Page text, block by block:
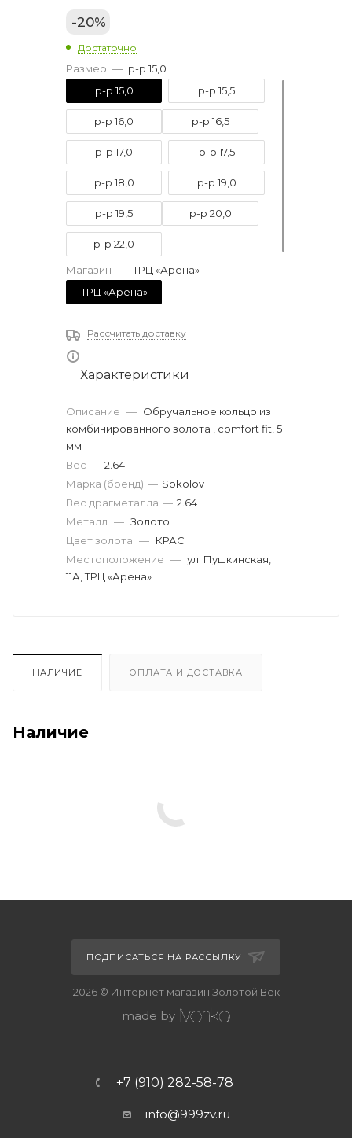
-20%
Достаточно
Размер — р-р 15,0
р-р 15,0
р-р 15,5
р-р 16,0 р-р 16,5
р-р 17,0 р-р 17,5
р-р 18,0 р-р 19,0
р-р 19,5 р-р 20,0
р-р 22,0
Магазин — ТРЦ «Арена»
ТРЦ «Арена»
Рассчитать доставку
Характеристики
Описание — Обручальное кольцо из
комбинированного золота , comfort fit, 5
мм
Вес драгметалла — 2.64
Марка (бренд) — Sokolov
Вес — 2.64
Металл — Золото
Цвет золота — КРАС
Местоположение — ул. Пушкинская,
11А, ТРЦ «Арена»
НАЛИЧИЕ ОПЛАТА И ДОСТАВКА
Наличие
ПОДПИСАТЬСЯ НА РАССЫЛКУ
2026 © Интернет магазин Золотой Век
made by
+7 (910) 282-58-78
info@999zv.ru